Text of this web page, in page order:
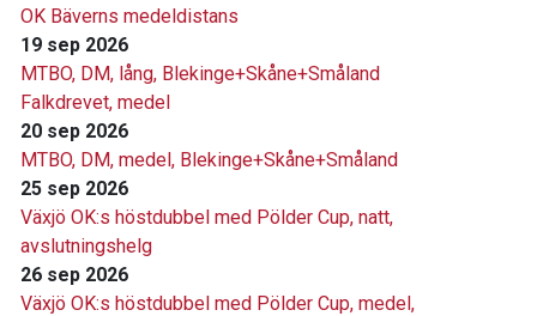
OK Bäverns medeldistans
19 sep 2026
MTBO, DM, lång, Blekinge+Skåne+Småland
Falkdrevet, medel
20 sep 2026
MTBO, DM, medel, Blekinge+Skåne+Småland
25 sep 2026
Växjö OK:s höstdubbel med Pölder Cup, natt,
avslutningshelg
26 sep 2026
Växjö OK:s höstdubbel med Pölder Cup, medel,